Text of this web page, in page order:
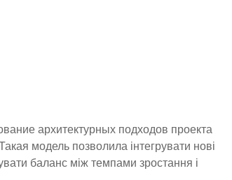
архитектурных подходов проекта
модель позволила інтегрувати нові
баланс між темпами зростання і